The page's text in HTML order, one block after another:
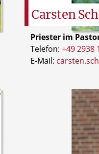
Carsten
Priester im
Telefon: +49 2938
E-Mail: